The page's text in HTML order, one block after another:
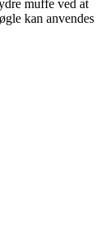
muffe ved at
kan anvendes